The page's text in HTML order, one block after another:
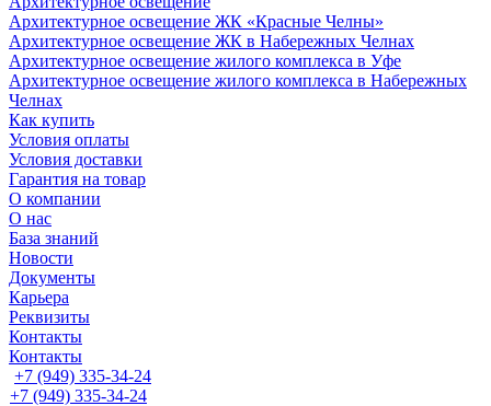
Архитектурное освещение ЖК «Красные Челны»
Архитектурное освещение ЖК в Набережных Челнах
Архитектурное освещение жилого комплекса в Уфе
Архитектурное освещение жилого комплекса в Набережных
Челнах
Как купить
Условия оплаты
Условия доставки
Гарантия на товар
О компании
О нас
База знаний
Новости
Документы
Карьера
Реквизиты
Контакты
Контакты
+7 (949) 335-34-24
+7 (949) 335-34-24